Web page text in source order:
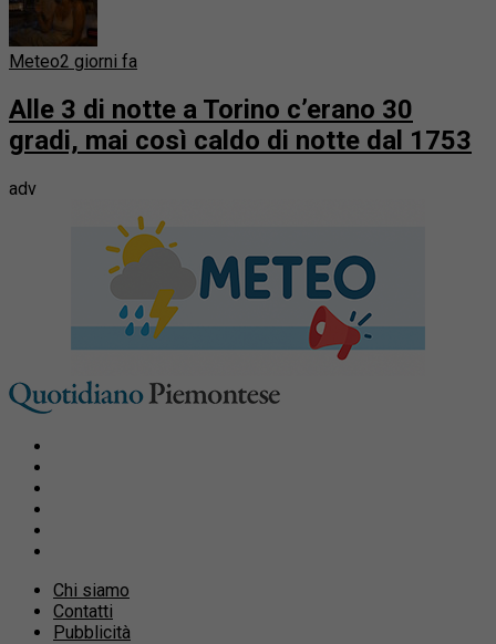
Meteo2 giorni fa
Alle 3 di notte a Torino c’erano 30
gradi, mai così caldo di notte dal 1753
adv
Chi siamo
Contatti
Pubblicità